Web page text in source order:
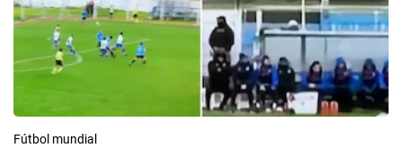
Fútbol mundial